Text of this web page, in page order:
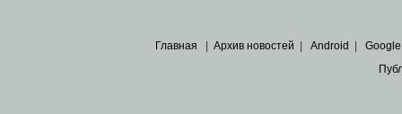
Главная Архив новостей Android Google